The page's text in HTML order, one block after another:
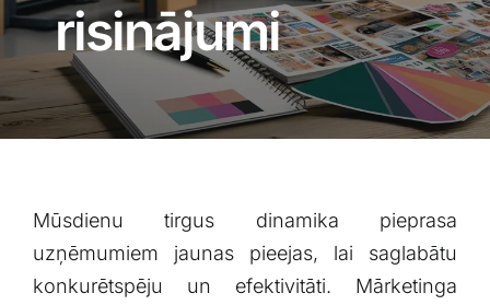
Blogs
Attēlu galerija
Par mums
Vakances
risinājumi
Mūsdienu tirgus dinamika pieprasa
uzņēmumiem jaunas pieejas, lai‍ saglabātu
‍konkurētspēju un efektivitāti. Mārketinga